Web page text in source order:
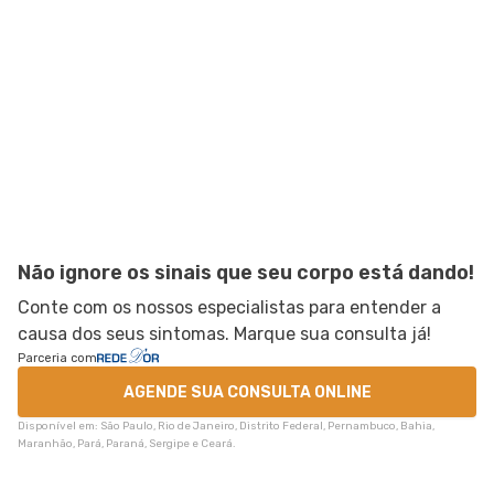
Não ignore os sinais que seu corpo está dando!
Conte com os nossos especialistas para entender a
causa dos seus sintomas. Marque sua consulta já!
Parceria com
AGENDE SUA CONSULTA ONLINE
Disponível em: São Paulo, Rio de Janeiro, Distrito Federal, Pernambuco, Bahia,
Maranhão, Pará, Paraná, Sergipe e Ceará.